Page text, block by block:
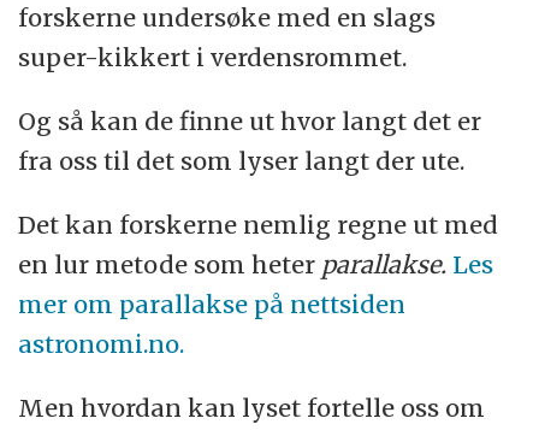
forskerne undersøke med en slags
super-kikkert i verdensrommet.
Og så kan de finne ut hvor langt det er
fra oss til det som lyser langt der ute.
Det kan forskerne nemlig regne ut med
en lur metode som heter parallakse. Les
mer om parallakse på nettsiden
astronomi.no.
Men hvordan kan lyset fortelle oss om